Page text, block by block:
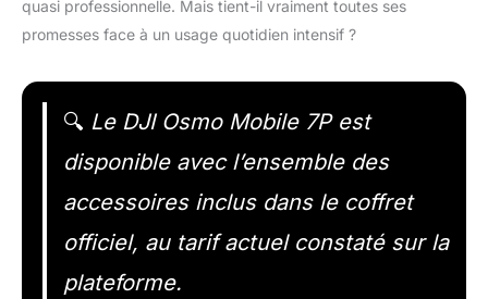
quasi professionnelle. Mais tient-il vraiment toutes ses
promesses face à un usage quotidien intensif ?
🔍 Le DJI Osmo Mobile 7P est
disponible avec l’ensemble des
accessoires inclus dans le coffret
officiel, au tarif actuel constaté sur la
plateforme.